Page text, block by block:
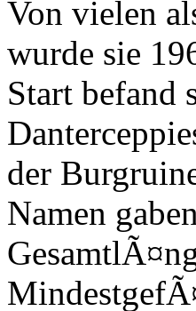
Von vielen
wurde sie
Start befand
der
Namen